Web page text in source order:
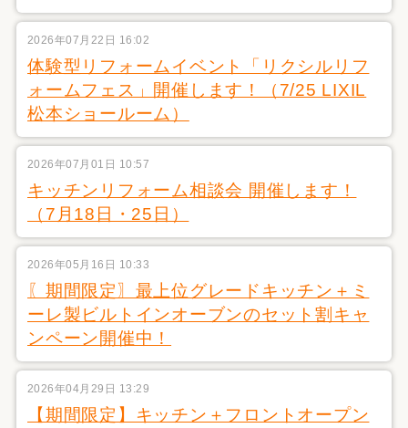
2026年07月22日 16:02
体験型リフォームイベント「リクシルリフ
ォームフェス」開催します！（7/25 LIXIL
松本ショールーム）
2026年07月01日 10:57
キッチンリフォーム相談会 開催します！
（7月18日・25日）
2026年05月16日 10:33
〖期間限定〗最上位グレードキッチン＋ミ
ーレ製ビルトインオーブンのセット割キャ
ンペーン開催中！
2026年04月29日 13:29
【期間限定】キッチン＋フロントオープン